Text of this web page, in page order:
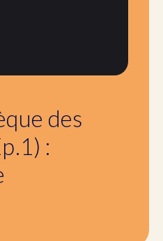
des
: